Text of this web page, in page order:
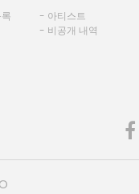
- 아티스트
- 비공개 내역